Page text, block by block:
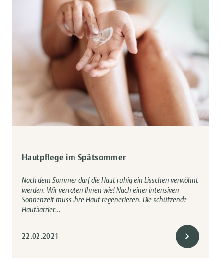
Hautpflege im Spätsommer
Nach dem Sommer darf die Haut ruhig ein bisschen verwöhnt
werden. Wir verraten Ihnen wie! Nach einer intensiven
Sonnenzeit muss Ihre Haut regenerieren. Die schützende
Hautbarrier…
22.02.2021